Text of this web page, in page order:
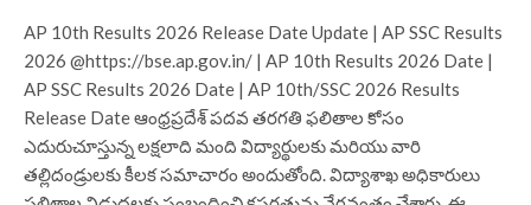
AP 10th Results 2026 Release Date Update | AP SSC Results
2026 @https://bse.ap.gov.in/ | AP 10th Results 2026 Date |
AP SSC Results 2026 Date | AP 10th/SSC 2026 Results
Release Date ఆంధ్రప్రదేశ్ పదవ తరగతి ఫలితాల కోసం
ఎదురుచూస్తున్న లక్షలాది మంది విద్యార్థులకు మరియు వారి
తల్లిదండ్రులకు కీలక సమాచారం అందుతోంది. విద్యాశాఖ అధికారులు